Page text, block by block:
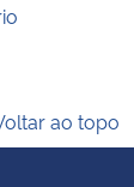
ao topo